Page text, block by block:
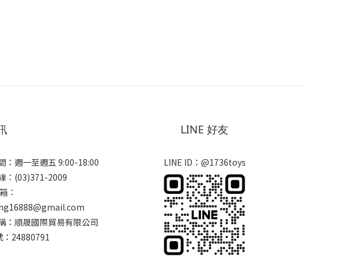
：週一至週五 9:00-18:00
：(03)371-2009
：
：順晟國際貿易有限公司
：24880791
LINE 好友
LINE ID：@1736toys